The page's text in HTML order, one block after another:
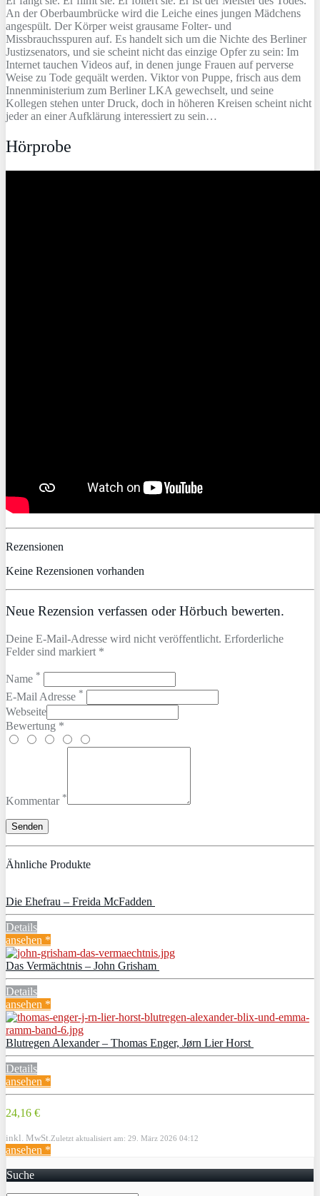
An der Oberbaumbrücke wird die Leiche eines jungen Mädchens
angespült. Der Körper weist grausame Folter- und
Missbrauchsspuren auf. Es handelt sich um die Nichte des Berliner
Justizsenators, und sie scheint nicht das einzige Opfer zu sein: Im
Internet tauchen Videos auf, in denen junge Frauen auf perverse
Weise zu Tode gequält werden. Viktor von Puppe, frisch aus dem
Innenministerium zum Berliner LKA gewechselt, und seine
Kollegen stehen unter Druck, doch in höheren Kreisen scheint nicht
jeder an einer Aufklärung interessiert zu sein…
Hörprobe
Rezensionen
Keine Rezensionen vorhanden
Neue Rezension verfassen oder Hörbuch bewerten.
Deine E-Mail-Adresse wird nicht veröffentlicht. Erforderliche
Felder sind markiert *
Name *
E-Mail Adresse *
Webseite
Bewertung *
Kommentar *
Ähnliche Produkte
Die Ehefrau – Freida McFadden
Details
ansehen *
Das Vermächtnis – John Grisham
Details
ansehen *
Blutregen Alexander – Thomas Enger, Jørn Lier Horst
Details
ansehen *
24,16 €
inkl. MwSt. Zuletzt aktualisiert am: 29. März 2026 04:12
ansehen *
Suche